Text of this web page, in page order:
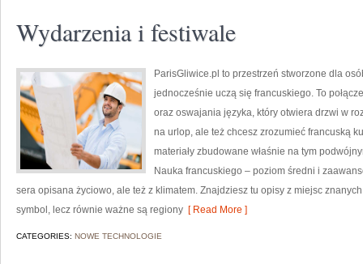
Wydarzenia i festiwale
ParisGliwice.pl to przestrzeń stworzone dla
jednocześnie uczą się francuskiego. To
oraz oswajania języka, który otwiera drzwi w
na urlop, ale też chcesz zrozumieć francuską
materiały zbudowane właśnie na tym
Nauka francuskiego – poziom średni i
sera opisana życiowo, ale też z klimatem. Znajdziesz tu opisy z miejsc
symbol, lecz równie ważne są regiony [ Read More ]
CATEGORIES: NOWE TECHNOLOGIE